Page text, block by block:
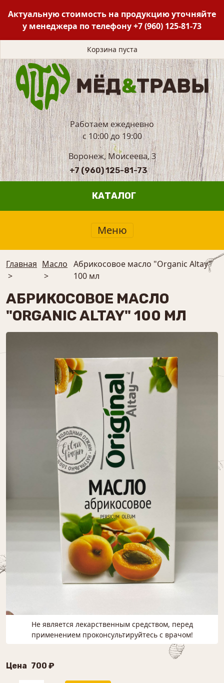
Актуальную стоимость на продукцию уточняйте
у менеджера по телефону+7 (960) 125-81-73
Корзина пуста
Работаем ежедневно
с 10:00 до 19:00
Воронеж, Моисеева, 3
+7 (960) 125-81-73
КАТАЛОГ
Меню
Главная
>
Масло
>
Абрикосовое масло "Organic Altay"
100 мл
АБРИКОСОВОЕ МАСЛО
"ORGANIC ALTAY" 100 МЛ
Не является лекарственным средством, перед
применением проконсультируйтесь с врачом!
Цена 700 ₽